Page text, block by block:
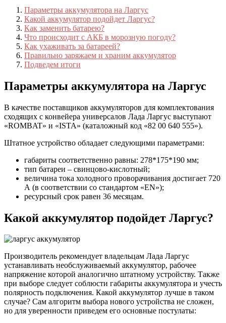
Параметры аккумулятора на Ларгус
Какой аккумулятор подойдет Ларгус?
Как заменить батарею?
Что происходит с АКБ в морозную погоду?
Как ухаживать за батареей?
Правильно заряжаем и храним аккумулятор
Подведем итоги
Параметры аккумулятора на Ларгус
В качестве поставщиков аккумуляторов для комплектования
сходящих с конвейера универсалов Лада Ларгус выступают
«ROMBAT» и «ISTA» (каталожный код «82 00 640 555»).
Штатное устройство обладает следующими параметрами:
габариты соответственно равны: 278*175*190 мм;
тип батареи – свинцово-кислотный;
величина тока холодного проворачивания достигает 720
А (в соответствии со стандартом «EN»);
ресурсный срок равен 36 месяцам.
Какой аккумулятор подойдет Ларгус?
Производитель рекомендует владельцам Лада Ларгус
устанавливать необслуживаемый аккумулятор, рабочее
напряжение которой аналогично штатному устройству. Также
при выборе следует соблюсти габариты аккумулятора и учесть
полярность подключения. Какой аккумулятор лучше в таком
случае? Сам алгоритм выбора нового устройства не сложен,
но для уверенности приведем его основные постулаты: